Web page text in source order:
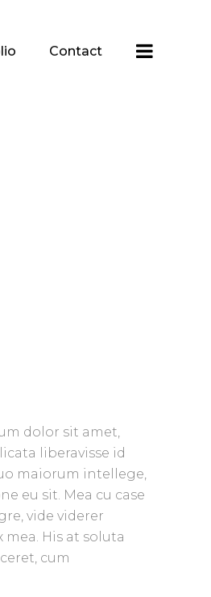
Contact
dolor sit amet,
liberavisse id
maiorum intellege,
eu sit. Mea cu case
vide viderer
mea. His at soluta
cum